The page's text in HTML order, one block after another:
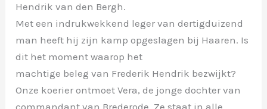
Hendrik van den Bergh.
Met een indrukwekkend leger van dertigduizend
man heeft hij zijn kamp opgeslagen bij Haaren. Is
dit het moment waarop het
machtige beleg van Frederik Hendrik bezwijkt?
Onze koerier ontmoet Vera, de jonge dochter van